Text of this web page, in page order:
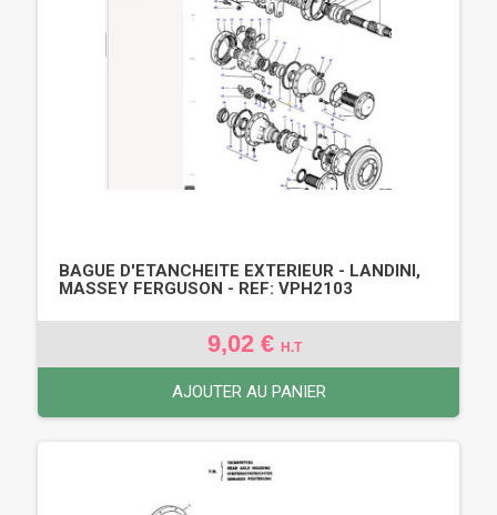
BAGUE D'ETANCHEITE EXTERIEUR - LANDINI,
MASSEY FERGUSON - REF: VPH2103
9,02 € H.T
AJOUTER AU PANIER